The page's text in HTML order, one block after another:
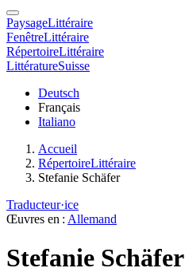
PaysageLittéraire
FenêtreLittéraire
RépertoireLittéraire
LittératureSuisse
Deutsch
Français
Italiano
Accueil
RépertoireLittéraire
Stefanie Schäfer
Traducteur·ice
Œuvres en : Allemand
Stefanie Schäfer